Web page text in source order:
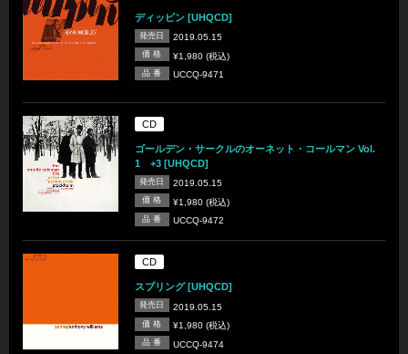
ディッピン [UHQCD]
発売日 2019.05.15
価 格 ¥1,980 (税込)
品 番 UCCQ-9471
CD
ゴールデン・サークルのオーネット・コールマン Vol.
1 +3 [UHQCD]
発売日 2019.05.15
価 格 ¥1,980 (税込)
品 番 UCCQ-9472
CD
スプリング [UHQCD]
発売日 2019.05.15
価 格 ¥1,980 (税込)
品 番 UCCQ-9474